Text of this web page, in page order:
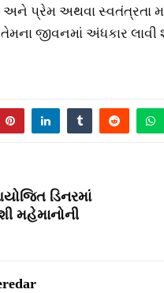
પ્રેમ અથવા સ્વતંત્રતા
જીવનમાં અંધકાર લાવી
ડિનરમાં
મહેમાનોની